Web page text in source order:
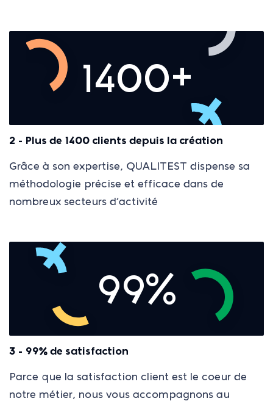
1400+
2 - Plus de 1400 clients depuis la création
Grâce à son expertise, QUALITEST dispense sa
méthodologie précise et efficace dans de
nombreux secteurs d’activité
99%
3 - 99% de satisfaction
Parce que la satisfaction client est le coeur de
notre métier, nous vous accompagnons au